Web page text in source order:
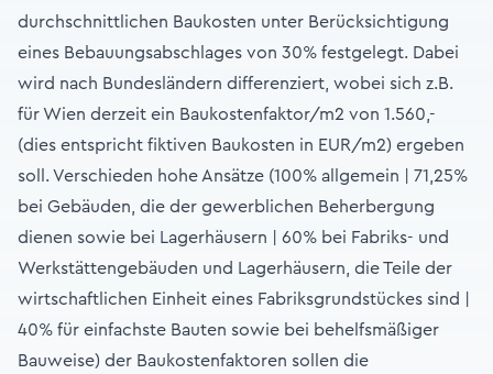
durchschnittlichen Baukosten unter Berücksichtigung
eines Bebauungsabschlages von 30% festgelegt. Dabei
wird nach Bundesländern differenziert, wobei sich z.B.
für Wien derzeit ein Baukostenfaktor/m2 von 1.560,-
(dies entspricht fiktiven Baukosten in EUR/m2) ergeben
soll. Verschieden hohe Ansätze (100% allgemein | 71,25%
bei Gebäuden, die der gewerblichen Beherbergung
dienen sowie bei Lagerhäusern | 60% bei Fabriks- und
Werkstättengebäuden und Lagerhäusern, die Teile der
wirtschaftlichen Einheit eines Fabriksgrundstückes sind |
40% für einfachste Bauten sowie bei behelfsmäßiger
Bauweise) der Baukostenfaktoren sollen die